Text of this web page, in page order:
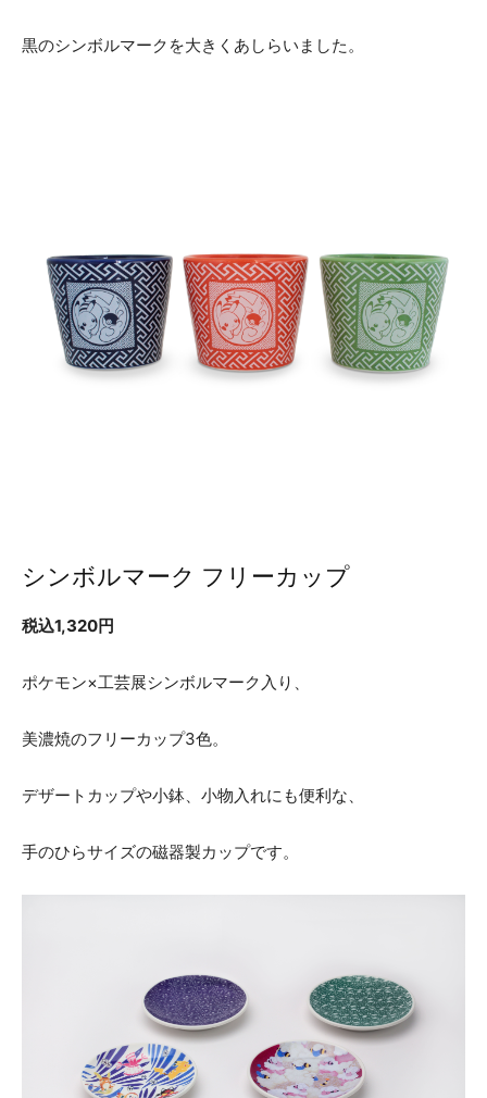
黒のシンボルマークを大きくあしらいました。
シンボルマーク フリーカップ
税込1,320円
ポケモン×工芸展シンボルマーク入り、
美濃焼のフリーカップ3色。
デザートカップや小鉢、小物入れにも便利な、
手のひらサイズの磁器製カップです。